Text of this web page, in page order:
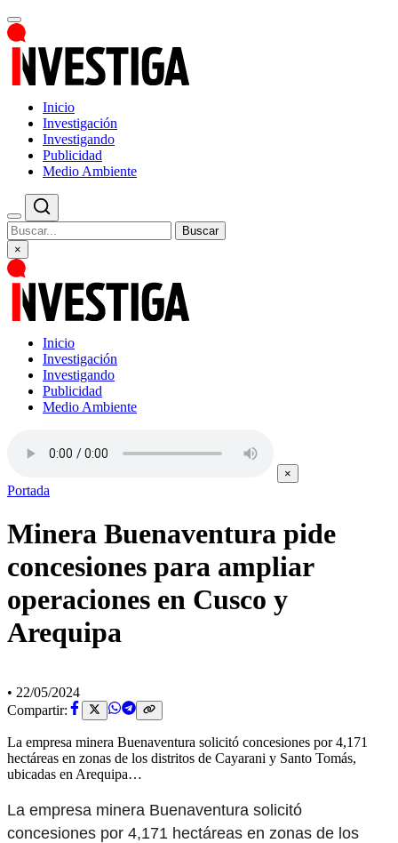
Inicio
Investigación
Investigando
Publicidad
Medio Ambiente
Buscar
×
Inicio
Investigación
Investigando
Publicidad
Medio Ambiente
×
Portada
Minera Buenaventura pide
concesiones para ampliar
operaciones en Cusco y
Arequipa
• 22/05/2024
Compartir:
La empresa minera Buenaventura solicitó concesiones por 4,171
hectáreas en zonas de los distritos de Cayarani y Santo Tomás,
ubicadas en Arequipa…
La empresa minera Buenaventura solicitó
concesiones por 4,171 hectáreas en zonas de los